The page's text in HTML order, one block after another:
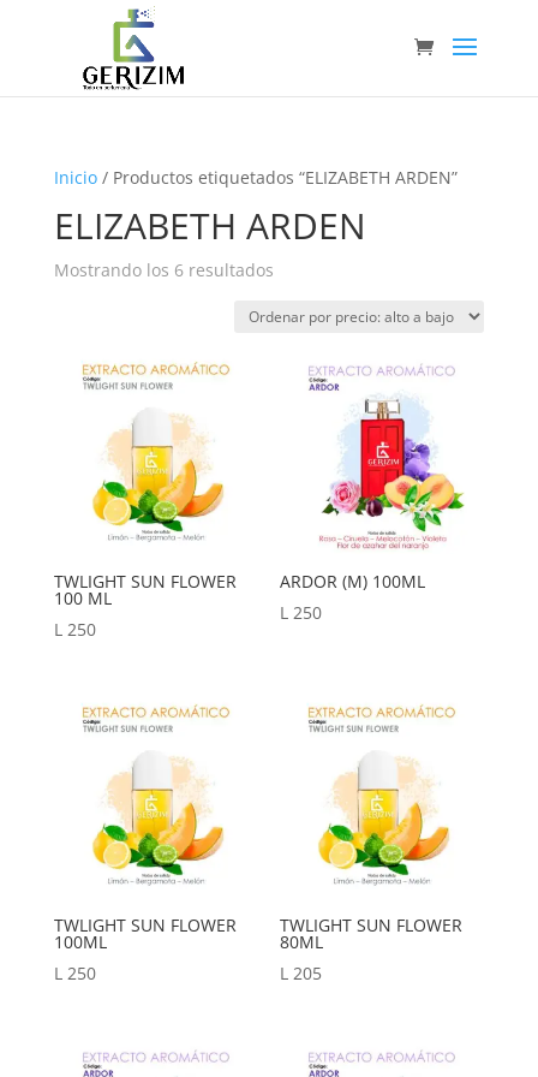
Inicio/ Productos etiquetados “ELIZABETH ARDEN”
ELIZABETH ARDEN
Mostrando los 6 resultadosOrdenado
precio:
TWLIGHT SUN FLOWER
100 ML
L250
ARDOR (M) 100ML
L250
TWLIGHT SUN FLOWER
100ML
L 250
TWLIGHT SUN FLOWER
80ML
L 205